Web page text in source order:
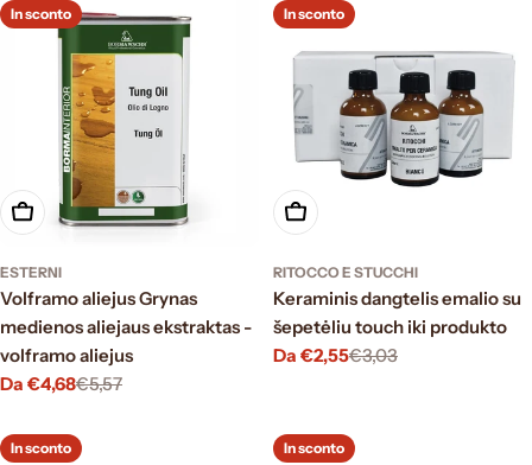
vendita vendita
In sconto
Scegli le opzioni
ESTERNI
Volframo aliejus Grynas
medienos aliejaus ekstraktas -
volframo aliejus
Prezzo
vendita
Da €4,68
Prezzo
€5,57
In sconto
Scegli le opzioni
RITOCCO E STUCCHI
Keraminis dangtelis emalio su
šepetėliu touch iki produkto
Prezzo
Da €2,55
Prezzo
€3,03
In sconto In sconto